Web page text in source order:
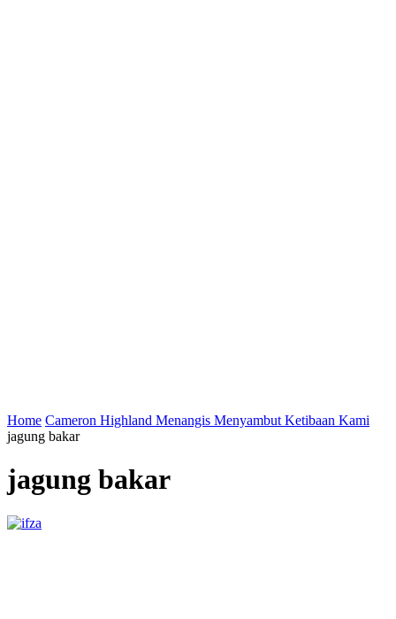
Home Cameron Highland Menangis Menyambut Ketibaan Kami
jagung bakar
jagung bakar